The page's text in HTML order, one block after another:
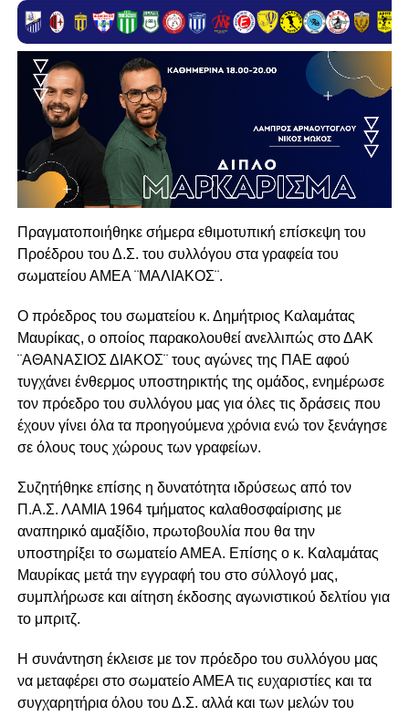
Πραγματοποιήθηκε σήμερα εθιμοτυπική επίσκεψη του
Προέδρου του Δ.Σ. του συλλόγου στα γραφεία του
σωματείου ΑΜΕΑ ¨ΜΑΛΙΑΚΟΣ¨.
Ο πρόεδρος του σωματείου κ. Δημήτριος Καλαμάτας
Μαυρίκας, ο οποίος παρακολουθεί ανελλιπώς στο ΔΑΚ
¨ΑΘΑΝΑΣΙΟΣ ΔΙΑΚΟΣ¨ τους αγώνες της ΠΑΕ αφού
τυγχάνει ένθερμος υποστηρικτής της ομάδος, ενημέρωσε
τον πρόεδρο του συλλόγου μας για όλες τις δράσεις που
έχουν γίνει όλα τα προηγούμενα χρόνια ενώ τον ξενάγησε
σε όλους τους χώρους των γραφείων.
Συζητήθηκε επίσης η δυνατότητα ιδρύσεως από τον
Π.Α.Σ. ΛΑΜΙΑ 1964 τμήματος καλαθοσφαίρισης με
αναπηρικό αμαξίδιο, πρωτοβουλία που θα την
υποστηρίξει το σωματείο ΑΜΕΑ. Επίσης ο κ. Καλαμάτας
Μαυρίκας μετά την εγγραφή του στο σύλλογό μας,
συμπλήρωσε και αίτηση έκδοσης αγωνιστικού δελτίου για
το μπριτζ.
Η συνάντηση έκλεισε με τον πρόεδρο του συλλόγου μας
να μεταφέρει στο σωματείο ΑΜΕΑ τις ευχαριστίες και τα
συγχαρητήρια όλου του Δ.Σ. αλλά και των μελών του